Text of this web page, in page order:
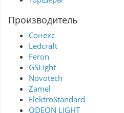
Производитель
Сонекс
Ledcraft
Feron
GSLight
Novotech
Zamel
ElektroStandard
ODEON LIGHT